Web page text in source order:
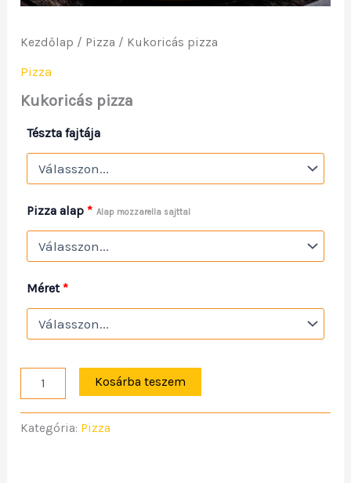
Kezdőlap / Pizza / Kukoricás pizza
Pizza
Kukoricás pizza
Tészta fajtája
Pizza alap * Alap mozzarella sajttal
Méret*
Kosárba teszem
Kategória: Pizza